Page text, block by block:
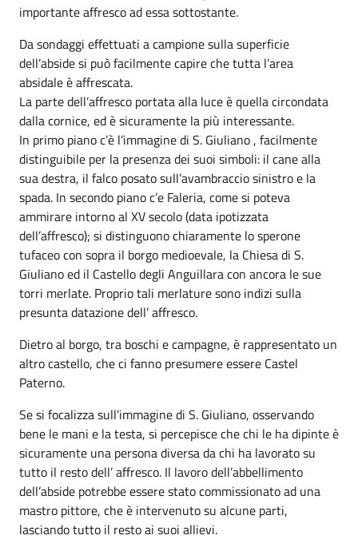
importante affresco ad essa sottostante.
Da sondaggi effettuati a campione sulla superficie
dell’abside si può facilmente capire che tutta l’area
absidale è affrescata.
La parte dell’affresco portata alla luce è quella circondata
dalla cornice, ed è sicuramente la più interessante.
In primo piano c’è l’immagine di S. Giuliano , facilmente
distinguibile per la presenza dei suoi simboli: il cane alla
sua destra, il falco posato sull’avambraccio sinistro e la
spada. In secondo piano c’e Faleria, come si poteva
ammirare intorno al XV secolo (data ipotizzata
dell’affresco); si distinguono chiaramente lo sperone
tufaceo con sopra il borgo medioevale, la Chiesa di S.
Giuliano ed il Castello degli Anguillara con ancora le sue
torri merlate. Proprio tali merlature sono indizi sulla
presunta datazione dell’ affresco.
Dietro al borgo, tra boschi e campagne, è rappresentato un
altro castello, che ci fanno presumere essere Castel
Paterno.
Se si focalizza sull’immagine di S. Giuliano, osservando
bene le mani e la testa, si percepisce che chi le ha dipinte è
sicuramente una persona diversa da chi ha lavorato su
tutto il resto dell’ affresco. Il lavoro dell’abbellimento
dell’abside potrebbe essere stato commissionato ad una
mastro pittore, che è intervenuto su alcune parti,
lasciando tutto il resto ai suoi allievi.